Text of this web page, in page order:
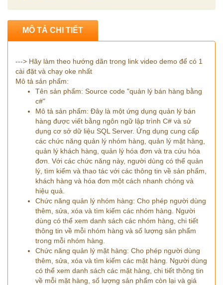
MÔ TẢ CHI TIẾT
---> Hãy làm theo hướng dãn trong link video demo để có 1
cài đặt và chạy oke nhất
Mô tả sản phẩm:
Tên sản phẩm: Source code "quản lý bán hàng bằng
c#"
Mô tả sản phẩm: Đây là một ứng dụng quản lý bán
hàng được viết bằng ngôn ngữ lập trình C# và sử
dụng cơ sở dữ liệu SQL Server. Ứng dụng cung cấp
các chức năng quản lý nhóm hàng, quản lý mặt hàng,
quản lý khách hàng, quản lý hóa đơn và tra cứu hóa
đơn. Với các chức năng này, người dùng có thể quản
lý, tìm kiếm và thao tác với các thông tin về sản phẩm,
khách hàng và hóa đơn một cách nhanh chóng và
hiệu quả.
Chức năng quản lý nhóm hàng: Cho phép người dùng
thêm, sửa, xóa và tìm kiếm các nhóm hàng. Người
dùng có thể xem danh sách các nhóm hàng, chi tiết
thông tin về mỗi nhóm hàng và số lượng sản phẩm
trong mỗi nhóm hàng.
Chức năng quản lý mặt hàng: Cho phép người dùng
thêm, sửa, xóa và tìm kiếm các mặt hàng. Người dùng
có thể xem danh sách các mặt hàng, chi tiết thông tin
về mỗi mặt hàng, số lượng sản phẩm còn lại và giá